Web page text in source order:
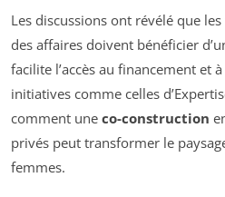
Les discussions ont révélé que
des affaires doivent bénéficier
facilite l’accès au financement et
initiatives comme celles
comment une co-construction
privés peut transformer le
femmes.